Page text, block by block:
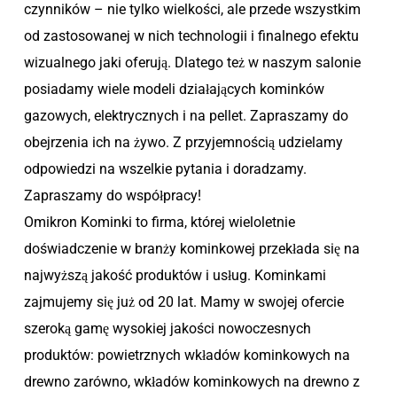
czynników – nie tylko wielkości, ale przede wszystkim
od zastosowanej w nich technologii i finalnego efektu
wizualnego jaki oferują. Dlatego też w naszym salonie
posiadamy wiele modeli działających kominków
gazowych, elektrycznych i na pellet. Zapraszamy do
obejrzenia ich na żywo. Z przyjemnością udzielamy
odpowiedzi na wszelkie pytania i doradzamy.
Zapraszamy do współpracy!
Omikron Kominki to firma, której wieloletnie
doświadczenie w branży kominkowej przekłada się na
najwyższą jakość produktów i usług. Kominkami
zajmujemy się już od 20 lat. Mamy w swojej ofercie
szeroką gamę wysokiej jakości nowoczesnych
produktów: powietrznych wkładów kominkowych na
drewno zarówno, wkładów kominkowych na drewno z